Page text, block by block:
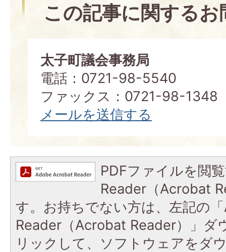
この記事に関する
太子町議会事務局
電話：0721-98-5540
ファックス：0721-98-1348
メールを送信する
PDFファイルを閲
Reader（Acrobat
す。お持ちでない方は、左記の
Reader（Acrobat Reader）」ダ
リックして、ソフトウェアをダ